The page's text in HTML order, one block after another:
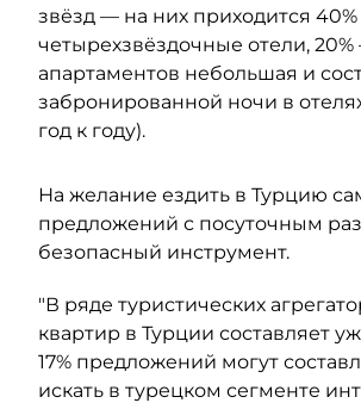
звёзд — на них приходится
четырехзвёздочные отели,
апартаментов небольшая и
забронированной ночи в
год к году).
На желание ездить в Турцию
предложений с посуточным
безопасный инструмент.
"В ряде туристических
квартир в Турции составляет
17% предложений могут
искать в турецком сегменте